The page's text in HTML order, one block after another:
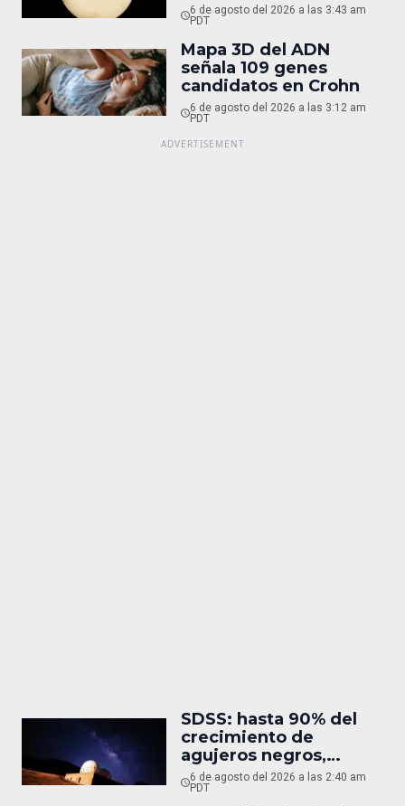
6 de agosto del 2026 a las 3:43 am
PDT
Mapa 3D del ADN
señala 109 genes
candidatos en Crohn
6 de agosto del 2026 a las 3:12 am
PDT
SDSS: hasta 90% del
crecimiento de
agujeros negros,
oculto
6 de agosto del 2026 a las 2:40 am
PDT